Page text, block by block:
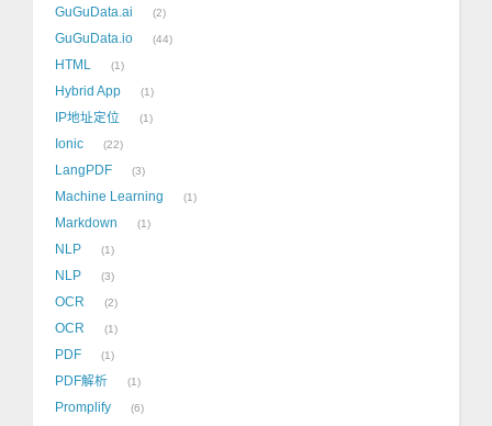
GuGuData.ai 2
GuGuData.io 44
HTML 1
Hybrid App 1
IP地址定位 1
Ionic 22
LangPDF 3
Machine Learning 1
Markdown 1
NLP 1
NLP 3
OCR 2
OCR 1
PDF 1
PDF解析 1
Promplify 6